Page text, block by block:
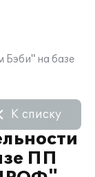
Бэби" на базе
ПП
К списку